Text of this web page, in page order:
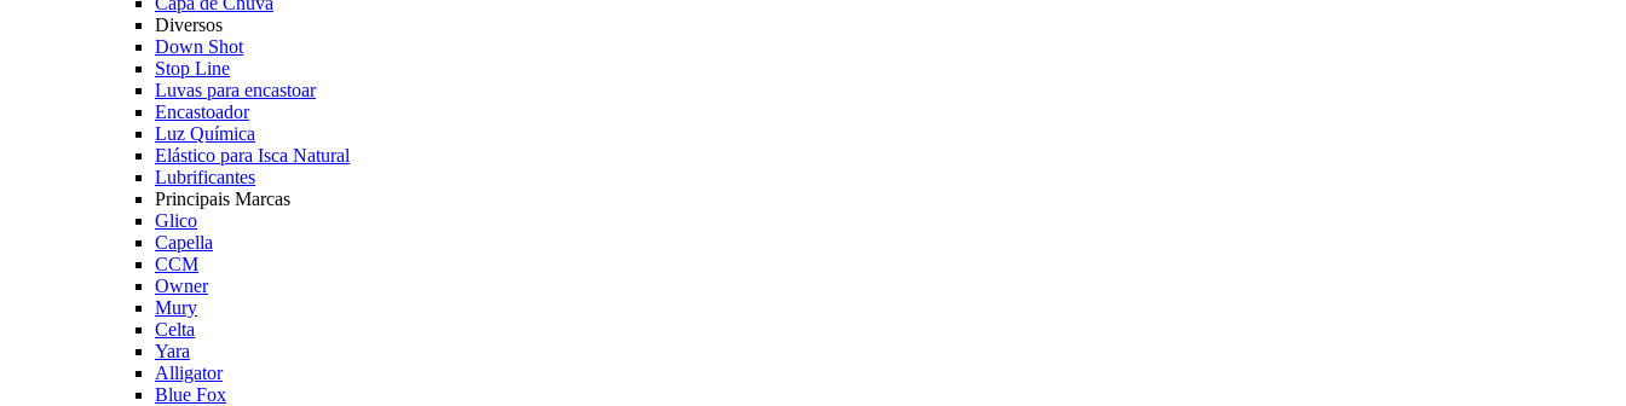
Diversos
Down Shot
Stop Line
Luvas para encastoar
Encastoador
Luz Química
Elástico para Isca Natural
Lubrificantes
Principais Marcas
Glico
Capella
CCM
Owner
Mury
Celta
Yara
Alligator
Blue Fox